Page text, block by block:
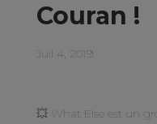
Couran !
Juil 4, 2019
💥 What Else est un